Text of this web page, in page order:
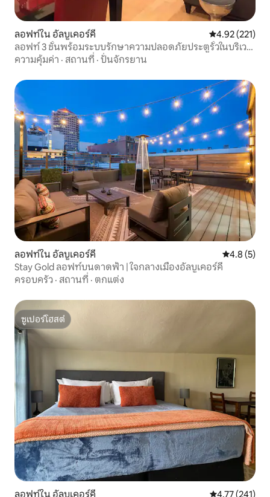
ลอฟท์ใน อัลบูเคอร์คี คะแนนเฉลี่ย
4.92 (221)
ลอฟท์ 3 ชั้นพร้อมระบบรักษาความปลอดภัยประตูรั้วในบริเวณ
เทศกาลบอลลูน
ความคุ้มค่า · สถานที่ · ปั่นจักรยาน
ลอฟท์ใน อัลบูเคอร์คี คะแนนเฉลี่
4.8 (5)
Stay Gold ลอฟท์บนดาดฟ้า | ใจกลางเมืองอัลบูเคอร์คี
ครอบครัว · สถานที่ · ตกแต่ง
ซูเปอร์โฮสต์
ซูเปอร์โฮสต์
ลอฟท์ใน อัลบูเคอร์คี คะแนนเฉลี่ย
4.77 (241)